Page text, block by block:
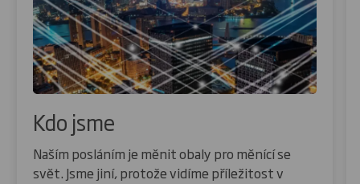
Kdo jsme
Naším posláním je měnit obaly pro měnící se
svět. Jsme jiní, protože vidíme příležitost v